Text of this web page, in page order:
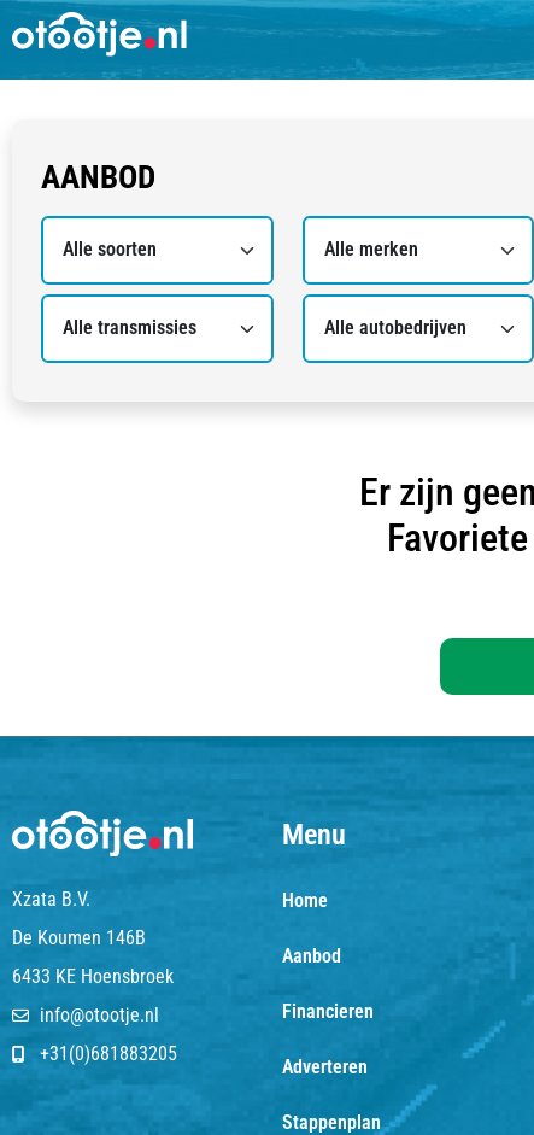
AANBOD
Er zijn
Xzata B.V.
De Koumen 146B
6433 KE Hoensbroek
info@otootje.nl
+31(0)681883205
Menu
Home
Aanbod
Financieren
Adverteren
Stappenplan